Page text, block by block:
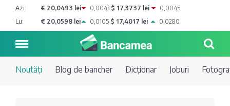
Azi: € 20,0493 lei 0,0043 $ 17,3737 lei
0,0045
Lu:
€ 20,0598 lei 0,0105 $ 17,4017 lei 0,0280
Noutăți Blog de bancher Dicționar Joburi